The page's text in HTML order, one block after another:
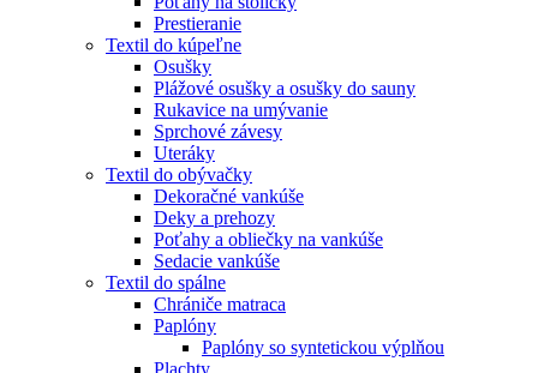
Prestieranie
Textil do kúpeľne
Osušky
Plážové osušky a osušky do sauny
Rukavice na umývanie
Sprchové závesy
Uteráky
Textil do obývačky
Dekoračné vankúše
Deky a prehozy
Poťahy a obliečky na vankúše
Sedacie vankúše
Textil do spálne
Chrániče matraca
Paplóny
Paplóny so syntetickou výplňou
Plachty